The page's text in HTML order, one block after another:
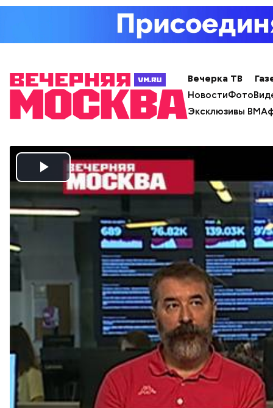
Вечерка ТВ
НовостиФото
Эксклюзивы ВМ
Play
Video